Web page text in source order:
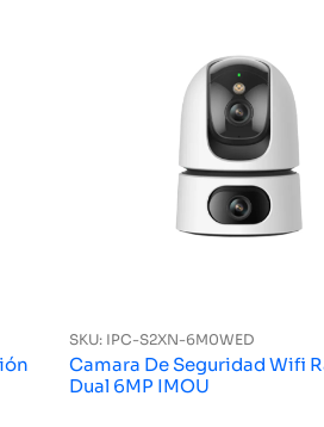
SKU: IPC-S2XN-6M0WED
Camara De Seguridad Wifi
Dual 6MP IMOU